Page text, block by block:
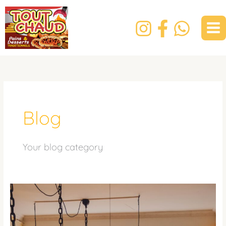
Aller
contenu
Blog
Your blog category
Découvrez
les
délices
de